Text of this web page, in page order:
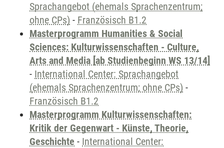
Sprachangebot (ehemals Sprachenzentrum;
ohne CPs) - Französisch B1.2
Masterprogramm Humanities & Social
Sciences: Kulturwissenschaften - Culture,
Arts and Media [ab Studienbeginn WS 13/14]
- International Center: Sprachangebot
(ehemals Sprachenzentrum; ohne CPs) -
Französisch B1.2
Masterprogramm Kulturwissenschaften:
Kritik der Gegenwart - Künste, Theorie,
Geschichte - International Center: